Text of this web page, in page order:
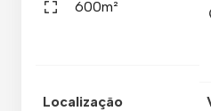
600m²
Localização